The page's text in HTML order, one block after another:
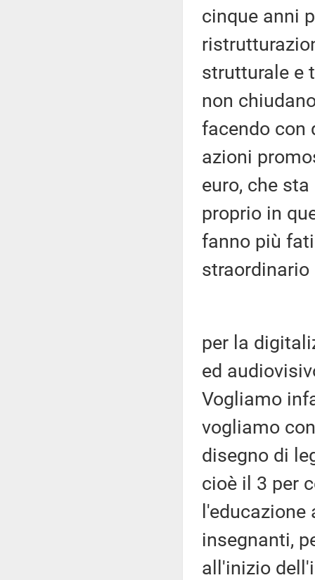
cinque anni
strutturale e
non
facendo con
azioni
euro, che
proprio in
fanno più
straordinario
per la
ed
Vogliamo
vogliamo
disegno di
cioè il 3 per
insegnanti,
all'inizio